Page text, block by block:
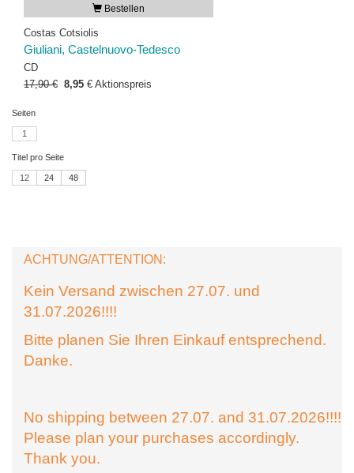
Bestellen
Costas Cotsiolis
Giuliani, Castelnuovo-Tedesco
CD
17,90 € 8,95 € Aktionspreis
Seiten
1
Titel pro Seite
12 24 48
ACHTUNG/ATTENTION:
Kein Versand zwischen 27.07. und
31.07.2026!!!!
Bitte planen Sie Ihren Einkauf entsprechend.
Danke.
No shipping between 27.07. and 31.07.2026!!!!
Please plan your purchases accordingly.
Thank you.